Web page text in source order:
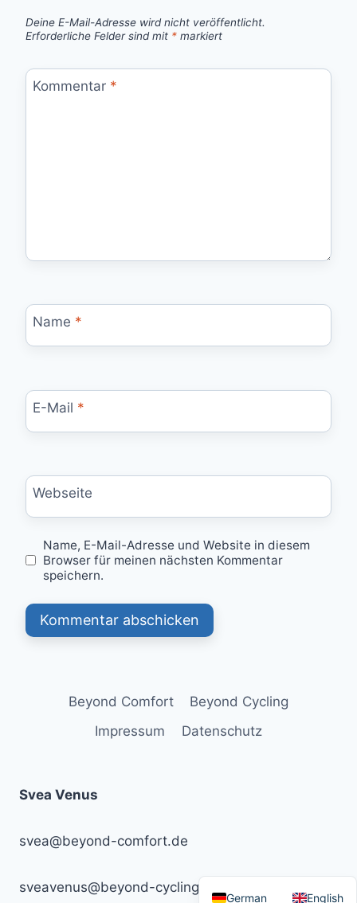
Deine E-Mail-Adresse wird nicht veröffentlicht.
Erforderliche Felder sind mit * markiert
Kommentar *
Name *
E-Mail *
Webseite
Name, E-Mail-Adresse und Website in diesem
Browser für meinen nächsten Kommentar
speichern.
Beyond Comfort
Beyond Cycling
Impressum
Datenschutz
Svea Venus
svea@beyond-comfort.de
sveavenus@beyond-cycling.de
German English